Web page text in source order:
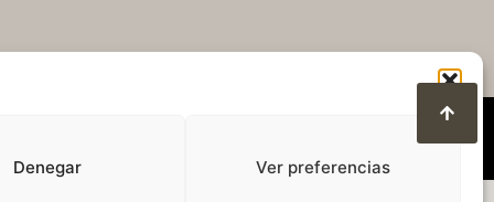
Denegar Ver preferencias